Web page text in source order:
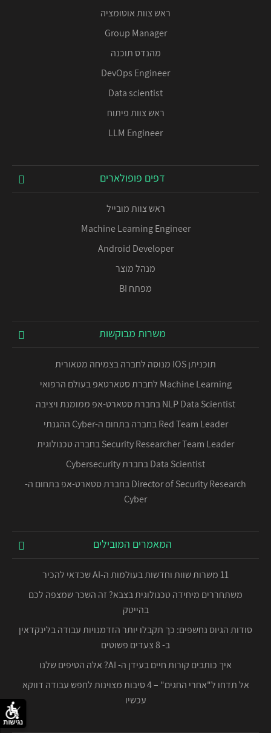
ראש צוות אוטומציה
Group Manager
מהנדס תוכנה
DevOps Engineer
Data scientist
ראש צוות פיתוח
LLM Engineer
דפים פופולארים
ראש צוות מובייל
Machine Learning Engineer
Android Developer
מנהל מוצר
מפתח BI
משרות מבוקשות
תוכניתן IOS מנוסה לחברה בצמיחה מטאורית
Machine Learning לחברת סטארטאפ בעולם הרפואי
NLP Data Scientist בחברת סטארט-אפ ממומנת ויציבה
Red Team Leader בחברה בתחום ה-Cyber ההגנתי
Security Researcher Team Leader בחברה טכנולוגית
Data Scientist בחברת Cybersecurity
Director of Security Research בחברת סטארט-אפ בתחום ה-
Cyber
המאמרים המובילים
11 משרות שוות וחדשות בעולמות ה-AI שכדאי להכיר
משתחררים מיחידה טכנולוגית בצבא? זה השכר שמצפה לכם
בהייטק
סודות הגיוס נחשפים: כך תקבלו יותר הזדמנויות עבודה בלינקדאין
ב- 8 צעדים פשוטים
איך כותבים קורות חיים בעידן ה- AI? אלה הטיפים שלנו
אל תדחו ל"אחרי החגים" – 4 סיבות מצוינות לחפש עבודה דווקא
עכשיו
נגישות